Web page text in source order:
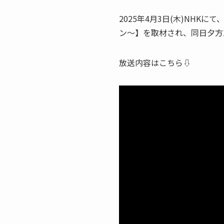
2025年4月3日(木)NHKにて
ン～】を取材され、同日夕
放送内容はこちら⇩